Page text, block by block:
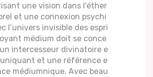
une vision dans l’éther
et une connexion psychi
l’univers invisible des espri
médium doit se conce
intercesseur divinatoire e
et une référence e
médiumnique. Avec beau